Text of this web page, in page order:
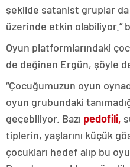
şekilde satanist gruplar da
üzerinde etkin olabiliyor.”
Oyun platformlarındaki
de değinen Ergün, şöyle
“Çocuğumuzun oyun
oyun grubundaki
geçebiliyor. Bazı pedofili,
tiplerin, yaşlarını küçük
çocukları hedef alıp bu